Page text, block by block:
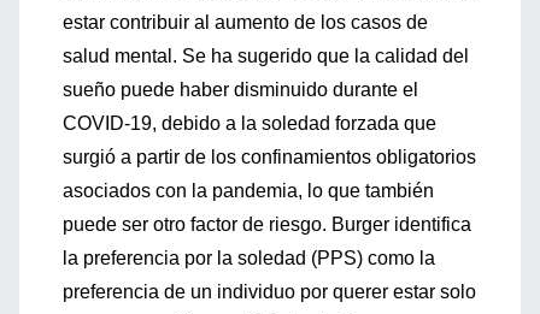
estar contribuir al aumento de los casos de
salud mental. Se ha sugerido que la calidad del
sueño puede haber disminuido durante el
COVID-19, debido a la soledad forzada que
surgió a partir de los confinamientos obligatorios
asociados con la pandemia, lo que también
puede ser otro factor de riesgo. Burger identifica
la preferencia por la soledad (PPS) como la
preferencia de un individuo por querer estar solo